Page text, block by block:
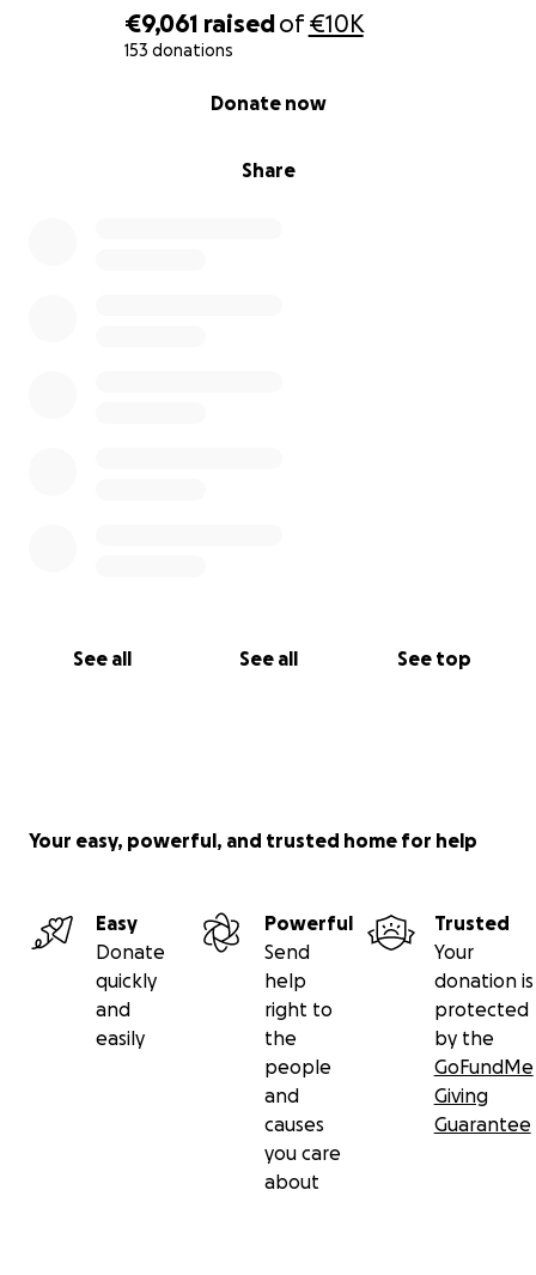
€9,061 raisedof€10K
153 donations
Share
Donate now
See all See all See top
Your easy, powerful, and trusted home for help
Easy
Donate
quickly
and
easily
Powerful
Send
help
right to
the
people
and
causes
you care
about
Trusted
Your
donation is
protected
by the
GoFundMe
Giving
Guarantee